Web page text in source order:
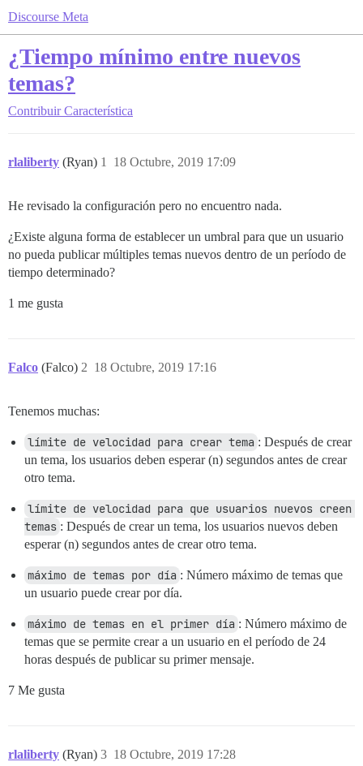
Discourse Meta
¿Tiempo mínimo entre nuevos
temas?
Contribuir Característica
rlaliberty (Ryan) 18 Octubre, 2019 17:09
1
He revisado la configuración pero no encuentro nada.
¿Existe alguna forma de establecer un umbral para que un usuario
no pueda publicar múltiples temas nuevos dentro de un período de
tiempo determinado?
1 me gusta
Falco (Falco) 18 Octubre, 2019 17:16
2
Tenemos muchas:
límite de velocidad para crear tema : Después de crear
un tema, los usuarios deben esperar (n) segundos antes de crear
otro tema.
límite de velocidad para que usuarios nuevos creen
temas : Después de crear un tema, los usuarios nuevos deben
esperar (n) segundos antes de crear otro tema.
máximo de temas por día : Número máximo de temas que
un usuario puede crear por día.
máximo de temas en el primer día : Número máximo de
temas que se permite crear a un usuario en el período de 24
horas después de publicar su primer mensaje.
7 Me gusta
rlaliberty (Ryan) 18 Octubre, 2019 17:28
3